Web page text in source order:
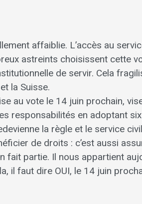
affaiblie. L’accès au
astreints choisissent cette
de servir. Cela
la Suisse.
au vote le 14 juin prochain,
responsabilités en adoptant six
la règle et le service civil
de droits : c’est aussi
fait partie. Il nous appartient
il faut dire OUI, le 14 juin